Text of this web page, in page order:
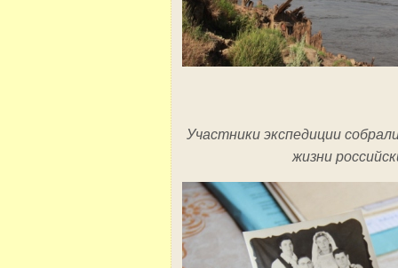
Участники экспедиции
жизни